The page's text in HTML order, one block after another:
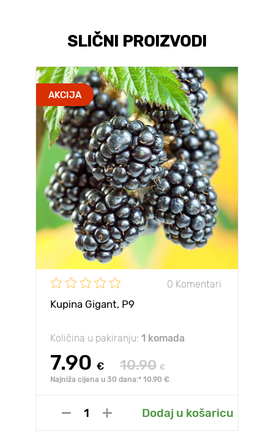
SLIČNI PROIZVODI
AKCIJA
0 Komentari
Kupina Gigant, Р9
Količina u pakiranju: 1 komada
7.90 € 10.90 €
Najniža cijena u 30 dana:* 10.90 €
Dodaj u košaricu